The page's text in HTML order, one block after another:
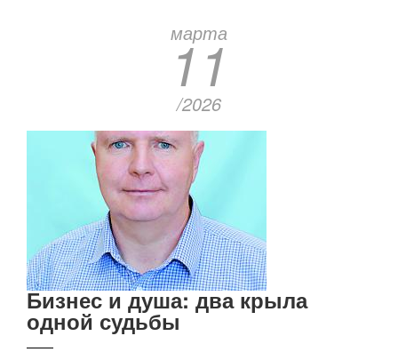
марта
11
/2026
Бизнес и душа: два крыла
одной судьбы